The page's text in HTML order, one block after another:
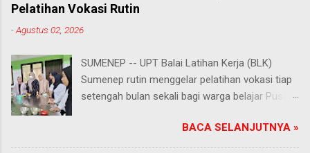
Pelatihan Vokasi Rutin
-Agustus 02, 2026
SUMENEP -- UPT Balai Latihan Kerja (BLK)
Sumenep rutin menggelar pelatihan vokasi tiap
setengah bulan sekali bagi warga belajar Pusat
Kabupaten Sumenep. Ahad (2/8/2026).
Program ini menawarkan berbagai pilihan
BACA SELANJUTNYA »